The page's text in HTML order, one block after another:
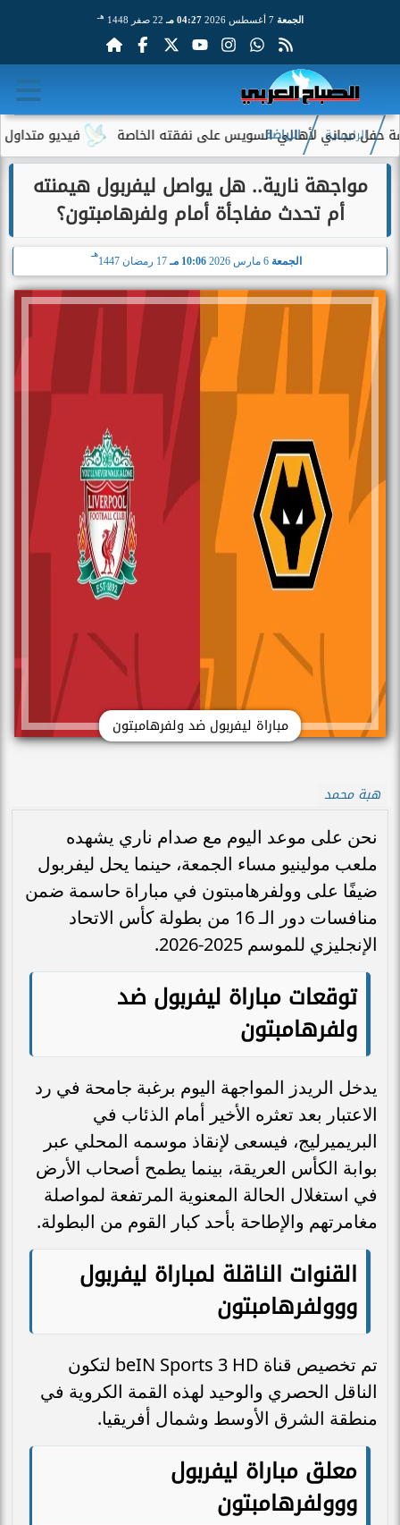
الجمعة 7 أغسطس 2026 04:27 مـ 22 صفر 1448 هـ
فيديو متداول لسيدة لأهالي السويس على نفقته الخاصة
الرئيسية الرياضة
مواجهة نارية.. هل يواصل ليفربول هيمنته
أم تحدث مفاجأة أمام ولفرهامبتون؟
الجمعة 10:06 مـ 17 رمضان 1447
هـ
مباراة ليفربول ضد ولفرهامبتون
هبة محمد
نحن على موعد اليوم مع صدام ناري يشهده
ملعب مولينيو مساء الجمعة، حينما يحل ليفربول
ضيفًا على وولفرهامبتون في مباراة حاسمة ضمن
منافسات دور الـ 16 من بطولة كأس الاتحاد
الإنجليزي للموسم 2025-2026.
توقعات مباراة ليفربول ضد
ولفرهامبتون
يدخل الريدز المواجهة اليوم برغبة جامحة في رد
الاعتبار بعد تعثره الأخير أمام الذئاب في
البريميرليج، فيسعى لإنقاذ موسمه المحلي عبر
بوابة الكأس العريقة، بينما يطمح أصحاب الأرض
في استغلال الحالة المعنوية المرتفعة لمواصلة
مغامرتهم والإطاحة بأحد كبار القوم من البطولة.
القنوات الناقلة لمباراة ليفربول
ووولفرهامبتون
تم تخصيص قناة beIN Sports 3 HD لتكون
الناقل الحصري والوحيد لهذه القمة الكروية في
منطقة الشرق الأوسط وشمال أفريقيا.
معلقمباراة ليفربول
ووولفرهامبتون